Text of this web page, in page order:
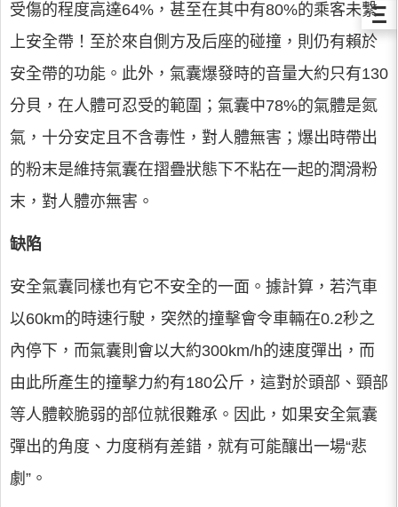
受傷的程度高達64%，甚至在其中有80%的乘客未繫
上安全帶！至於來自側方及后座的碰撞，則仍有賴於
安全帶的功能。此外，氣囊爆發時的音量大約只有130
分貝，在人體可忍受的範圍；氣囊中78%的氣體是氮
氣，十分安定且不含毒性，對人體無害；爆出時帶出
的粉末是維持氣囊在摺疊狀態下不粘在一起的潤滑粉
末，對人體亦無害。
缺陷
安全氣囊同樣也有它不安全的一面。據計算，若汽車
以60km的時速行駛，突然的撞擊會令車輛在0.2秒之
內停下，而氣囊則會以大約300km/h的速度彈出，而
由此所產生的撞擊力約有180公斤，這對於頭部、頸部
等人體較脆弱的部位就很難承。因此，如果安全氣囊
彈出的角度、力度稍有差錯，就有可能釀出一場“悲
劇”。
Ξ